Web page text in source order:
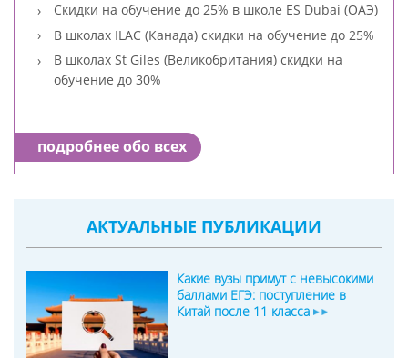
Скидки на обучение до 25% в школе ES Dubai (ОАЭ)
В школах ILAC (Канада) скидки на обучение до 25%
В школах St Giles (Великобритания) скидки на
обучение до 30%
подробнее обо всех
АКТУАЛЬНЫЕ ПУБЛИКАЦИИ
Какие вузы примут с невысокими
баллами ЕГЭ: поступление в
Китай после 11 класса